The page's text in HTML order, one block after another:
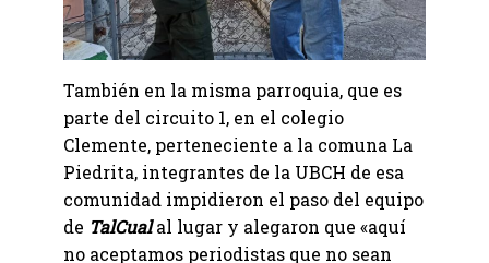
También en la misma parroquia, que es
parte del circuito 1, en el colegio
Clemente, perteneciente a la comuna La
Piedrita, integrantes de la UBCH de esa
comunidad impidieron el paso del equipo
de TalCualal lugar y alegaron que «aquí
no aceptamos periodistas que no sean